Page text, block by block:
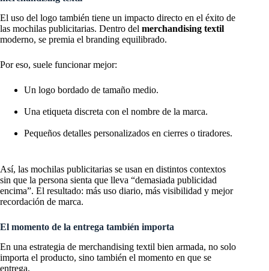
El uso del logo también tiene un impacto directo en el éxito de
las mochilas publicitarias. Dentro del merchandising textil
moderno, se premia el branding equilibrado.
Por eso, suele funcionar mejor:
Un logo bordado de tamaño medio.
Una etiqueta discreta con el nombre de la marca.
Pequeños detalles personalizados en cierres o tiradores.
Así, las mochilas publicitarias se usan en distintos contextos
sin que la persona sienta que lleva “demasiada publicidad
encima”. El resultado: más uso diario, más visibilidad y mejor
recordación de marca.
El momento de la entrega también importa
En una estrategia de merchandising textil bien armada, no solo
importa el producto, sino también el momento en que se
entrega.